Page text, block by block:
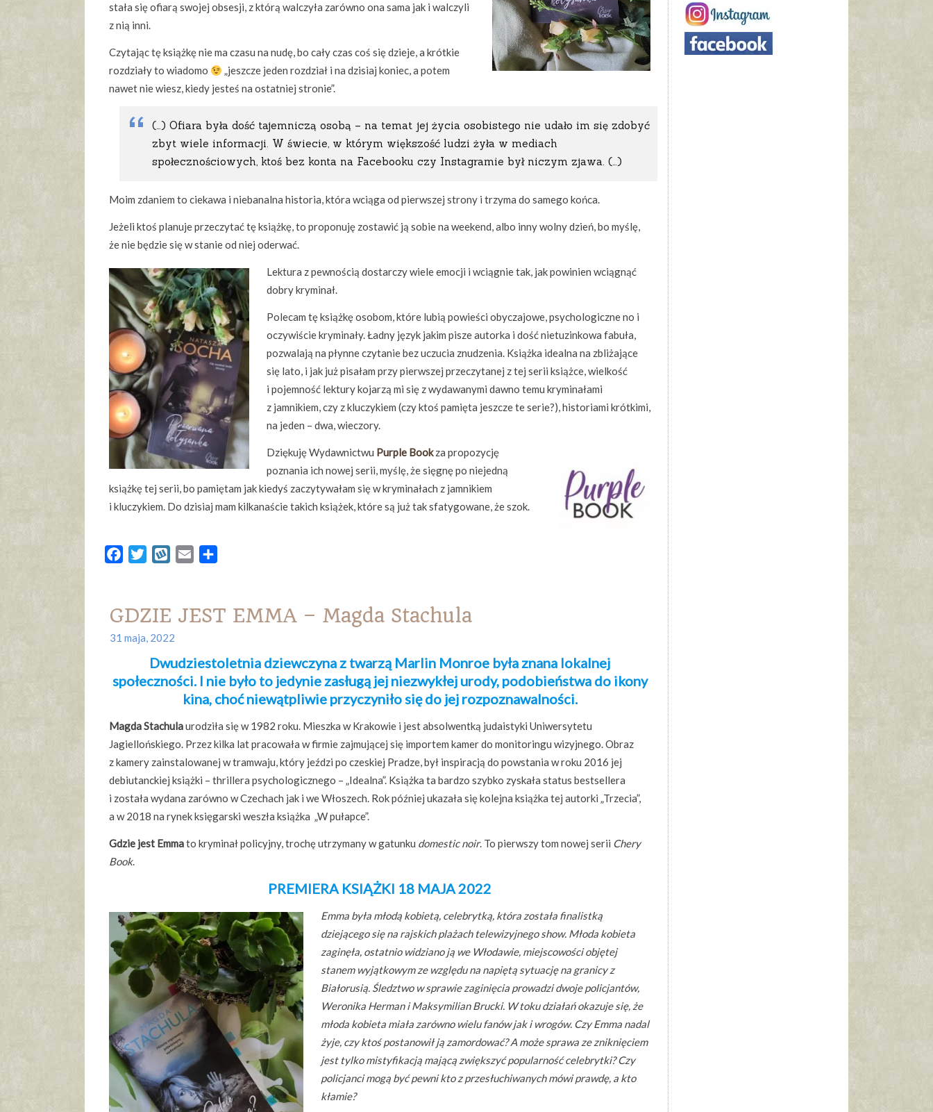
stała się ofiarą swojej obsesji, z którą walczyła zarówno ona sama jak i walczyli
z nią inni.
Czytając tę książkę nie ma czasu na nudę, bo cały czas coś się dzieje, a krótkie
rozdziały to wiadomo
„jeszcze jeden rozdział i na dzisiaj koniec, a potem
nawet nie wiesz, kiedy jesteś na ostatniej stronie”.
(…) Ofiara była dość tajemniczą osobą – na temat jej życia osobistego nie udało im się zdobyć
zbyt wiele informacji. W świecie, w którym większość ludzi żyła w mediach
społecznościowych, ktoś bez konta na Facebooku czy Instagramie był niczym zjawa. (…)
Moim zdaniem to ciekawa i niebanalna historia, która wciąga od pierwszej strony i trzyma do samego końca.
Jeżeli ktoś planuje przeczytać tę książkę, to proponuję zostawić ją sobie na weekend, albo inny wolny dzień, bo myślę,
że nie będzie się w stanie od niej oderwać.
Lektura z pewnością dostarczy wiele emocji i wciągnie tak, jak powinien wciągnąć
dobry kryminał.
Polecam tę książkę osobom, które lubią powieści obyczajowe, psychologiczne no i
oczywiście kryminały. Ładny język jakim pisze autorka i dość nietuzinkowa fabuła,
pozwalają na płynne czytanie bez uczucia znudzenia. Książka idealna na zbliżające
się lato, i jak już pisałam przy pierwszej przeczytanej z tej serii książce, wielkość
i pojemność lektury kojarzą mi się z wydawanymi dawno temu kryminałami
z jamnikiem, czy z kluczykiem (czy ktoś pamięta jeszcze te serie?), historiami krótkimi,
na jeden – dwa, wieczory.
Dziękuję Wydawnictwu Purple Bookza propozycję
poznania ich nowej serii, myślę, że sięgnę po niejedną
książkę tej serii, bo pamiętam jak kiedyś zaczytywałam się w kryminałach z jamnikiem
i kluczykiem. Do dzisiaj mam kilkanaście takich książek, które są już tak sfatygowane, że szok.
FacebookTwitterWykopEmail
GDZIE JEST EMMA – Magda Stachula
31 maja, 2022
Dwudziestoletnia dziewczyna z twarzą Marlin Monroe była znana lokalnej
społeczności. I nie było to jedynie zasługą jej niezwykłej urody, podobieństwa do ikony
kina, choć niewątpliwie przyczyniło się do jej rozpoznawalności.
Magda Stachulaurodziła się w 1982 roku. Mieszka w Krakowie i jest absolwentką judaistyki Uniwersytetu
Jagiellońskiego. Przez kilka lat pracowała w firmie zajmującej się importem kamer do monitoringu wizyjnego. Obraz
z kamery zainstalowanej w tramwaju, który jeździ po czeskiej Pradze, był inspiracją do powstania w roku 2016 jej
debiutanckiej książki – thrillera psychologicznego – „Idealna”. Książka ta bardzo szybko zyskała status bestsellera
i została wydana zarówno w Czechach jak i we Włoszech. Rok później ukazała się kolejna książka tej autorki „Trzecia”,
a w 2018 na rynek księgarski weszła książka „W pułapce”.
Gdzie jest Emmato kryminał policyjny, trochę utrzymany w gatunku domestic noir. To pierwszy tom nowej serii Chery
Book.
PREMIERA KSIĄŻKI 18 MAJA 2022
Emma była młodą kobietą, celebrytką, która została finalistką
dziejącego się na rajskich plażach telewizyjnego show. Młoda kobieta
zaginęła, ostatnio widziano ją we Włodawie, miejscowości objętej
stanem wyjątkowym ze względu na napiętą sytuację na granicy z
Białorusią. Śledztwo w sprawie zaginięcia prowadzi dwoje policjantów,
Weronika Herman i Maksymilian Brucki. W toku działań okazuje się, że
młoda kobieta miała zarówno wielu fanów jak i wrogów. Czy Emma nadal
żyje, czy ktoś postanowił ją zamordować? A może sprawa ze zniknięciem
jest tylko mistyfikacją mającą zwiększyć popularność celebrytki? Czy
policjanci mogą być pewni kto z przesłuchiwanych mówi prawdę, a kto
kłamie?